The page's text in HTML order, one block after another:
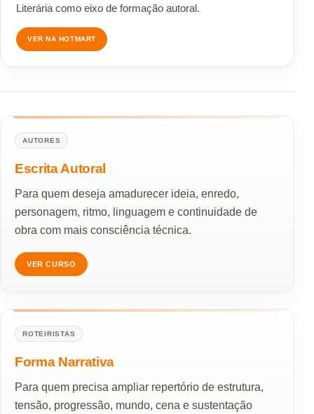
Literária como eixo de formação autoral.
VER NA HOTMART
AUTORES
Escrita Autoral
Para quem deseja amadurecer ideia, enredo,
personagem, ritmo, linguagem e continuidade de
obra com mais consciência técnica.
VER CURSO
ROTEIRISTAS
Forma Narrativa
Para quem precisa ampliar repertório de estrutura,
tensão, progressão, mundo, cena e sustentação